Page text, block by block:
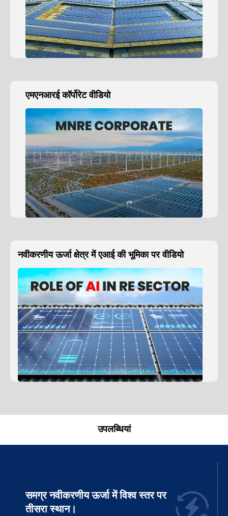
एमएनआरई कॉर्पोरेट वीडियो
नवीकरणीय ऊर्जा क्षेत्र में एआई की भूमिका पर वीडियो
उपलब्धियां
समग्र नवीकरणीय ऊर्जा में विश्व स्तर पर
तीसरा स्थान।